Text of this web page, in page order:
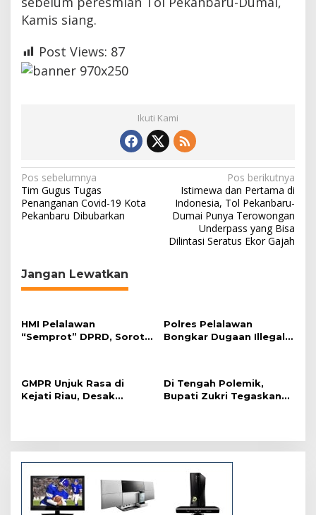
i
a
Kamis siang.
Post Views: 87
Ikuti Kami
N
a
v
a
i
p
s
Pos sebelumnya
Tim Gugus Tugas
Penanganan Covid-19 Kota
Pekanbaru Dibubarkan
Pos berikutnya
Istimewa dan Pertama di
Indonesia, Tol Pekanbaru-
Dumai Punya Terowongan
Underpass yang Bisa
Dilintasi Seratus Ekor Gajah
Jangan Lewatkan
HMI Pelalawan
“Semprot” DPRD, Soroti
Polres Pelalawan
Bongkar Dugaan Illegal
GMPR Unjuk Rasa di
Kejati Riau, Desak
Di Tengah Polemik,
Bupati Zukri Tegaskan